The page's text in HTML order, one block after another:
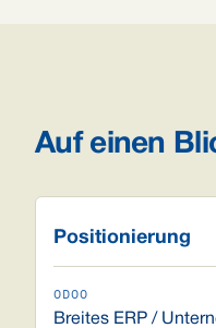
Auf einen
Positionierung
Breites ERP /